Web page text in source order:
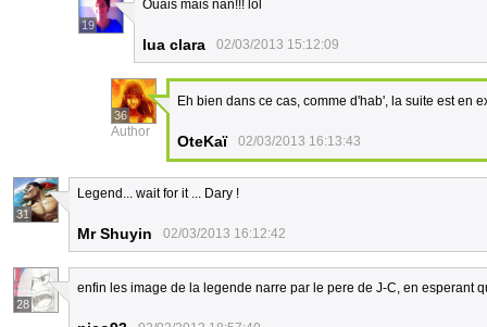
19
Ouais mais nan!!! lol
lua clara 02/03/2013 15:12:09
36
Author
Eh bien dans ce cas, comme d'hab', la suite est en
OteKaï 02/03/2013 16:13:43
31
Legend... wait for it ... Dary !
Mr Shuyin 02/03/2013 16:12:42
28
enfin les image de la legende narre par le pere de J-C, en esperant